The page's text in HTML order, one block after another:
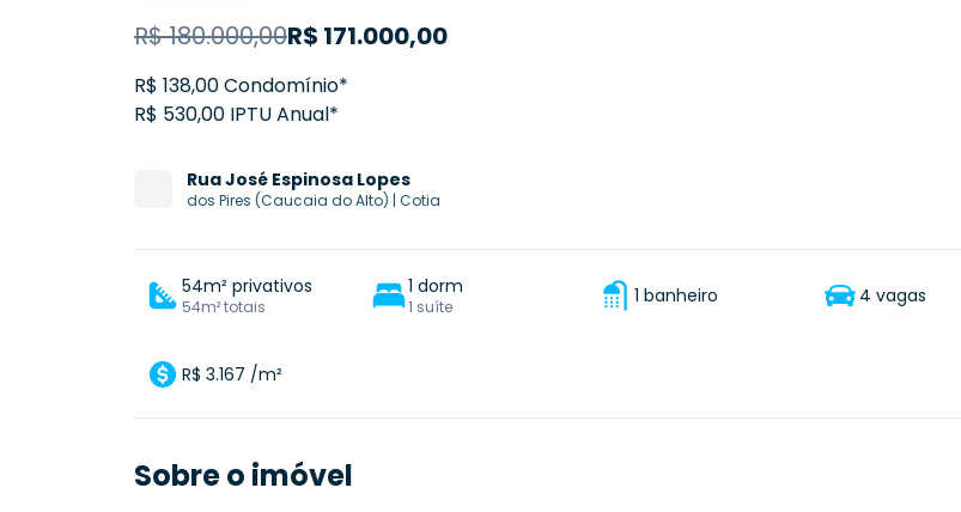
R$180.000,00R$ 171.000,00
R$ 138,00 Condomínio*
R$ 530,00 IPTU Anual*
RuaJosé Espinosa Lopes
dos Pires (Caucaia do Alto) | Cotia
54m² privativos
54m² totais
1 dorm
1 suíte 1 banheiro 4 vagas
R$ 3.167 /m²
Sobre o imóvel